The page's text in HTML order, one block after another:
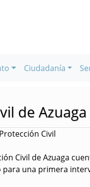
Ciudadanía
de Azuaga
Civil
Civil de Azuaga
una primera